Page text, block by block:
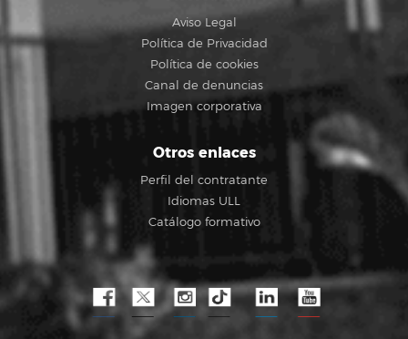
Aviso Legal
Política de Privacidad
Política de cookies
Canal de denuncias
Imagen corporativa
Otros enlaces
Perfil del contratante
Idiomas ULL
Catálogo formativo